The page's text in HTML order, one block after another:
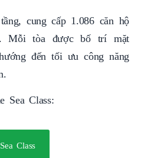
cung cấp 1.086 căn hộ
Mỗi tòa được bố trí mặt
đến tối ưu công năng
Sea Class:
Class